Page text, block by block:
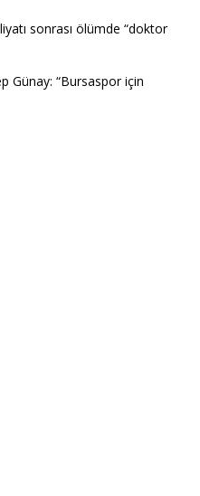
sonrası ölümde “doktor
Günay: “Bursaspor için